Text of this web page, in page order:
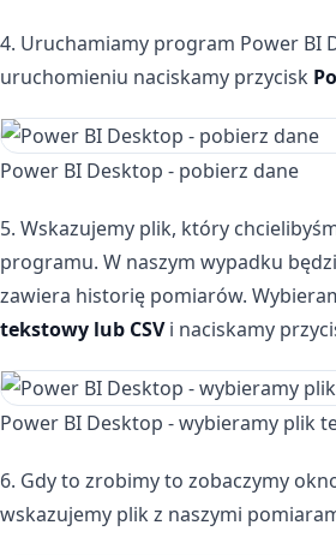
4. Uruchamiamy program Power BI
uruchomieniu naciskamy przycisk
Power BI Desktop - pobierz dane
5. Wskazujemy plik, który
programu. W naszym wypadku
zawiera historię pomiarów.
tekstowy lub CSVi naciskamy
Power BI Desktop - wybieramy plik
6. Gdy to zrobimy to zobaczymy
wskazujemy plik z naszymi